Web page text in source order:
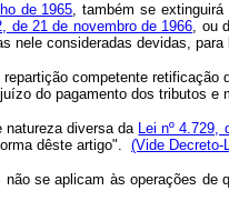
de 1965, também se
de 21 de novembro de 1966, ou
nele consideradas devidas,
competente retificação
do pagamento dos tributos e
natureza diversa da Lei nº 4.729,
dêste artigo". (Vide Decreto-
aplicam às operações de